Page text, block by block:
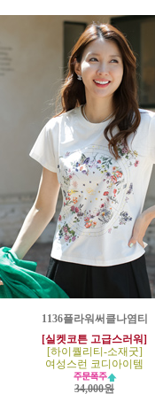
1136플라워써클나염티
[실켓코튼 고급스러워]
[하이퀄리티-소재굿]
여성스런 코디아이템
34,000원